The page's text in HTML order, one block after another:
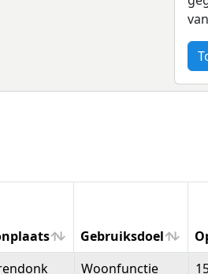
Gebruiksdoel
Gebruiksdoel
Woonfunctie